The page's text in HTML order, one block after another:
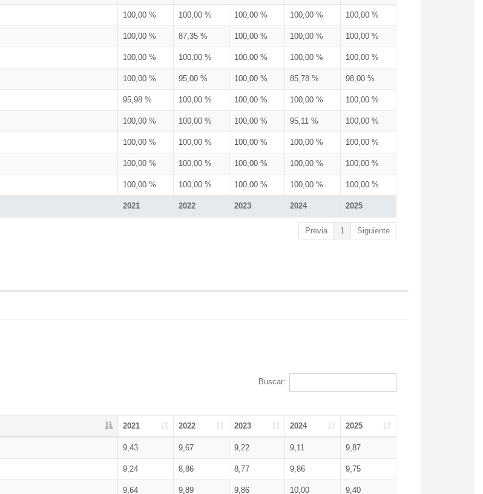
2021 2022 2023 2024 2025
100,00 % 100,00 % 100,00 % 100,00 % 100,00 %
100,00 % 87,35 % 100,00 % 100,00 % 100,00 %
100,00 % 100,00 % 100,00 % 100,00 % 100,00 %
100,00 % 95,00 % 100,00 % 85,78 % 98,00 %
95,98 % 100,00 % 100,00 % 100,00 % 100,00 %
100,00 % 100,00 % 100,00 % 95,11 % 100,00 %
100,00 % 100,00 % 100,00 % 100,00 % 100,00 %
100,00 % 100,00 % 100,00 % 100,00 % 100,00 %
100,00 % 100,00 % 100,00 % 100,00 % 100,00 %
Previa 1 Siguiente
Buscar:
2021 2022 2023 2024 2025
9,43 9,67 9,22 9,11 9,87
9,24 8,86 8,77 9,86 9,75
9,64 9,89 9,86 10,00 9,40